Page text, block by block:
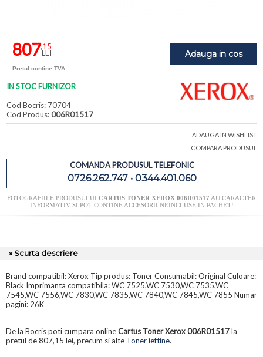
Adauga in cos
807,15
LEI
Pretul contine TVA
IN STOC FURNIZOR
Cod Bocris: 70704
Cod Produs:006R01517
ADAUGA IN WISHLIST
COMPARA PRODUSUL
COMANDA PRODUSUL TELEFONIC
0726.262.747 • 0344.401.060
FOTOGRAFIILE PRODUSULUI CARTUS TONER XEROX 006R01517 AU CARACTER
INFORMATIV SI POT CONTINE ACCESORII NEINCLUSE IN PACHET!
» Scurta descriere
Brand compatibil: Xerox Tip produs: Toner Consumabil: Original Culoare:
Black Imprimanta compatibila: WC 7525,WC 7530,WC 7535,WC
7545,WC 7556,WC 7830,WC 7835,WC 7840,WC 7845,WC 7855 Numar
pagini: 26K
De la Bocris poti cumpara onlineCartus Toner Xerox 006R01517la
pretul de 807,15 lei, precum si alte Toner ieftine.